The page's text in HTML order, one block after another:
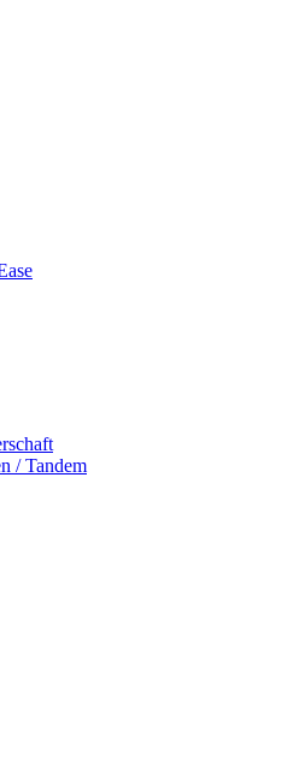
/ Tandem